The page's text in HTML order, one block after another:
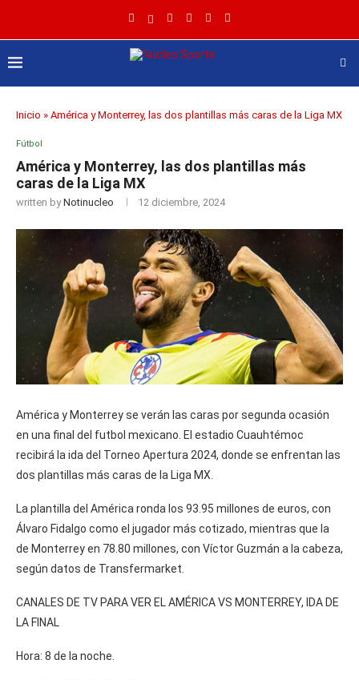
Inicio » América y Monterrey, las dos plantillas más caras de la Liga MX
Fútbol
América y Monterrey, las dos plantillas más
caras de la Liga MX
written byNotinucleo 12 diciembre, 2024
América y Monterrey se verán las caras por segunda ocasión
en una final del futbol mexicano. El estadio Cuauhtémoc
recibirá la ida del Torneo Apertura 2024, donde se enfrentan las
dos plantillas más caras de la Liga MX.
La plantilla del América ronda los 93.95 millones de euros, con
Álvaro Fidalgo como el jugador más cotizado, mientras que la
de Monterrey en 78.80 millones, con Víctor Guzmán a la cabeza,
según datos de Transfermarket.
CANALES DE TV PARA VER EL AMÉRICA VS MONTERREY, IDA DE
LA FINAL
Hora: 8 de la noche.